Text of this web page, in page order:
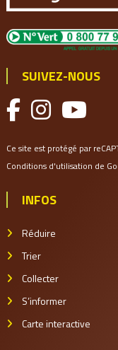
SUIVEZ-NOUS
Ce site est protégé par
Conditions d'utilisation de
INFOS
Réduire
Trier
Collecter
S’informer
Carte interactive